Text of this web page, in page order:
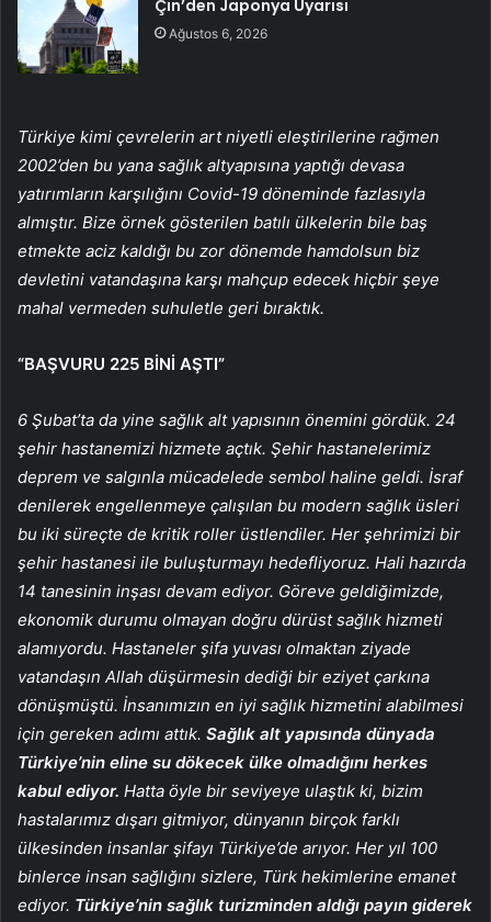
Çin’den Japonya Uyarısı
Ağustos 6, 2026
Türkiye kimi çevrelerin art niyetli eleştirilerine rağmen
2002’den bu yana sağlık altyapısına yaptığı devasa
yatırımların karşılığını Covid-19 döneminde fazlasıyla
almıştır. Bize örnek gösterilen batılı ülkelerin bile baş
etmekte aciz kaldığı bu zor dönemde hamdolsun biz
devletini vatandaşına karşı mahçup edecek hiçbir şeye
mahal vermeden suhuletle geri bıraktık.
“BAŞVURU 225 BİNİ AŞTI”
6 Şubat’ta da yine sağlık alt yapısının önemini gördük. 24
şehir hastanemizi hizmete açtık. Şehir hastanelerimiz
deprem ve salgınla mücadelede sembol haline geldi. İsraf
denilerek engellenmeye çalışılan bu modern sağlık üsleri
bu iki süreçte de kritik roller üstlendiler. Her şehrimizi bir
şehir hastanesi ile buluşturmayı hedefliyoruz. Hali hazırda
14 tanesinin inşası devam ediyor. Göreve geldiğimizde,
ekonomik durumu olmayan doğru dürüst sağlık hizmeti
alamıyordu. Hastaneler şifa yuvası olmaktan ziyade
vatandaşın Allah düşürmesin dediği bir eziyet çarkına
dönüşmüştü. İnsanımızın en iyi sağlık hizmetini alabilmesi
için gereken adımı attık. Sağlık alt yapısında dünyada
Türkiye’nin eline su dökecek ülke olmadığını herkes
kabul ediyor. Hatta öyle bir seviyeye ulaştık ki, bizim
hastalarımız dışarı gitmiyor, dünyanın birçok farklı
ülkesinden insanlar şifayı Türkiye’de arıyor. Her yıl 100
binlerce insan sağlığını sizlere, Türk hekimlerine emanet
ediyor. Türkiye’nin sağlık turizminden aldığı payın giderek